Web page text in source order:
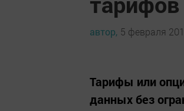
автор, 5 февраля
Тарифы или
данных без